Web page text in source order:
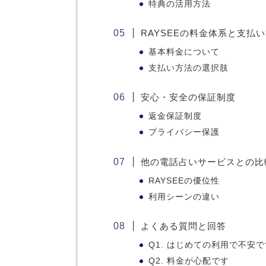
特典の活用方法
RAYSEEの料金体系と支払
基本料金について
支払い方法の選択肢
安心・安全の保証制度
返金保証制度
プライバシー保護
他の電話占いサービスとの比
RAYSEEの優位性
利用シーンの違い
よくある質問と回答
Q1. はじめての利用で不安で
Q2. 料金が心配です